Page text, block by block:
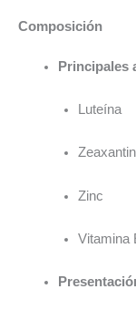
Composición
Principales
Luteína
Zinc
Vitamina